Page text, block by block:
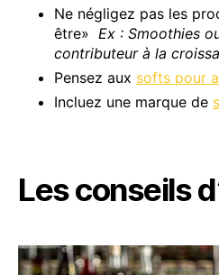
Ne négligez pas les
être» Ex : Smoothies
contributeur à la
Pensez aux softs pour
Incluez une marque de
Les conseils